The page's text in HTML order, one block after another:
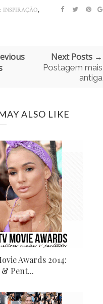
INSPIRAÇÃO,
Next Posts →
Postagem mais
antiga
ALSO LIKE
Awards 2014:
& Pent...